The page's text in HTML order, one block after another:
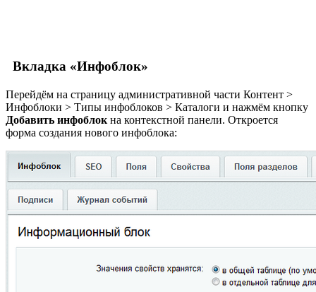
Вкладка «Инфоблок»
Перейдём на страницу административной части Контент >
Инфоблоки > Типы инфоблоков > Каталоги и нажмём кнопку
Добавить инфоблок на контекстной панели. Откроется
форма создания нового инфоблока: